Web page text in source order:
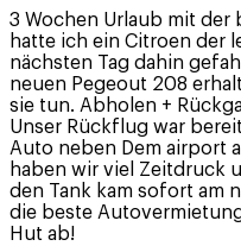
3 Wochen Urlaub mit
hatte ich ein Citroen der
nächsten Tag dahin
neuen Pegeout 208
sie tun. Abholen +
Unser Rückflug war
Auto neben Dem airport
haben wir viel Zeitdruck
den Tank kam sofort am
die beste
Hut ab!